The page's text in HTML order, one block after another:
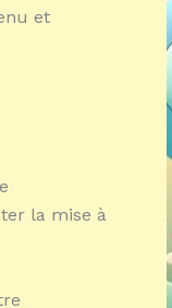
et
la mise à